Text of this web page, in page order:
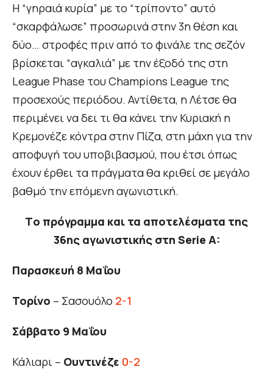
Η “γηραιά κυρία” με το “τρίποντο” αυτό
“σκαρφάλωσε” προσωρινά στην 3η θέση και
δύο… στροφές πριν από το φινάλε της σεζόν
βρίσκεται “αγκαλιά” με την έξοδό της στη
League Phase του Champions League της
προσεχούς περιόδου. Αντίθετα, η Λέτσε θα
περιμένει να δει τι θα κάνει την Κυριακή η
Κρεμονέζε κόντρα στην Πίζα, στη μάχη για την
αποφυγή του υποβιβασμού, που έτσι όπως
έχουν έρθει τα πράγματα θα κριθεί σε μεγάλο
βαθμό την επόμενη αγωνιστική.
Τo πρόγραμμα και τα αποτελέσματα της
36ης αγωνιστικής στη Serie A:
Παρασκευή 8 Μαΐου
Τορίνο – Σασουόλο 2-1
Σάββατο 9 Μαΐου
Κάλιαρι – Ουντινέζε 0-2